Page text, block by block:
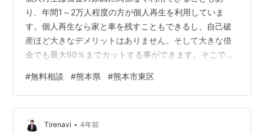
り、年間1～2万人程度の方が個人再生を利用していま
す。個人再生なら家と車を残すこともできるし、自己破
産ほど大きなデメリットはありません。そして大きな借
金でも最大90％までカットする事ができます。そこで今
や裁判所ごとの特徴・費用などについてまとめていきま
す。 この記事の目次 熊本市東区で依頼できる弁護士事務
所 弁護士法人ひのくに 村上純也法律事務所 月出・長嶺
法律事務所 無料・匿名で使えるチャット相談 個人再生に
#無料相談 #熊本県 #熊本市東区
Tirenavi • 4年前